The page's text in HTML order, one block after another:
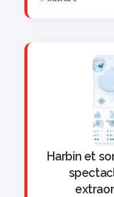
Harbin et